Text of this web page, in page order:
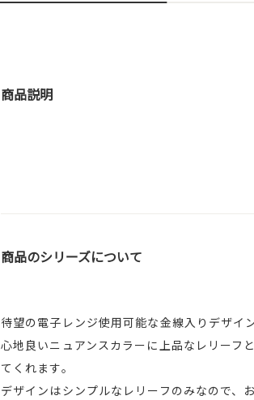
商品説明
商品のシリーズについて
待望の電子レンジ使用可能な金線入りデザイ
心地良いニュアンスカラーに上品なレリーフ
てくれます。
デザインはシンプルなレリーフのみなので、